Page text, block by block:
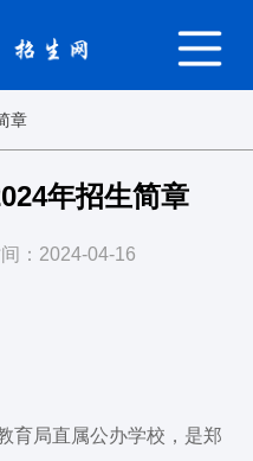
章
年招生简章
：2024-04-16
育局直属公办学校，是郑